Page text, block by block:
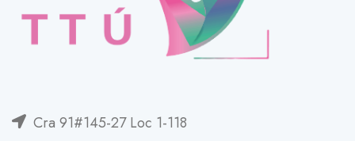
Cra 91#145-27 Loc 1-118